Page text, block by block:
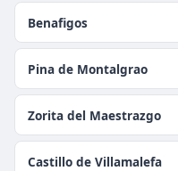
Benafigos
Pina de Montalgrao
Zorita del Maestrazgo
Castillo de Villamalefa